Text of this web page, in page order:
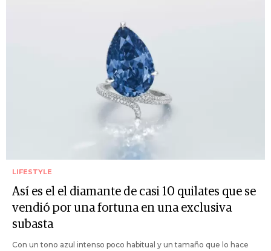
LIFESTYLE
Así es el el diamante de casi 10 quilates que se
vendió por una fortuna en una exclusiva
subasta
Con un tono azul intenso poco habitual y un tamaño que lo hace